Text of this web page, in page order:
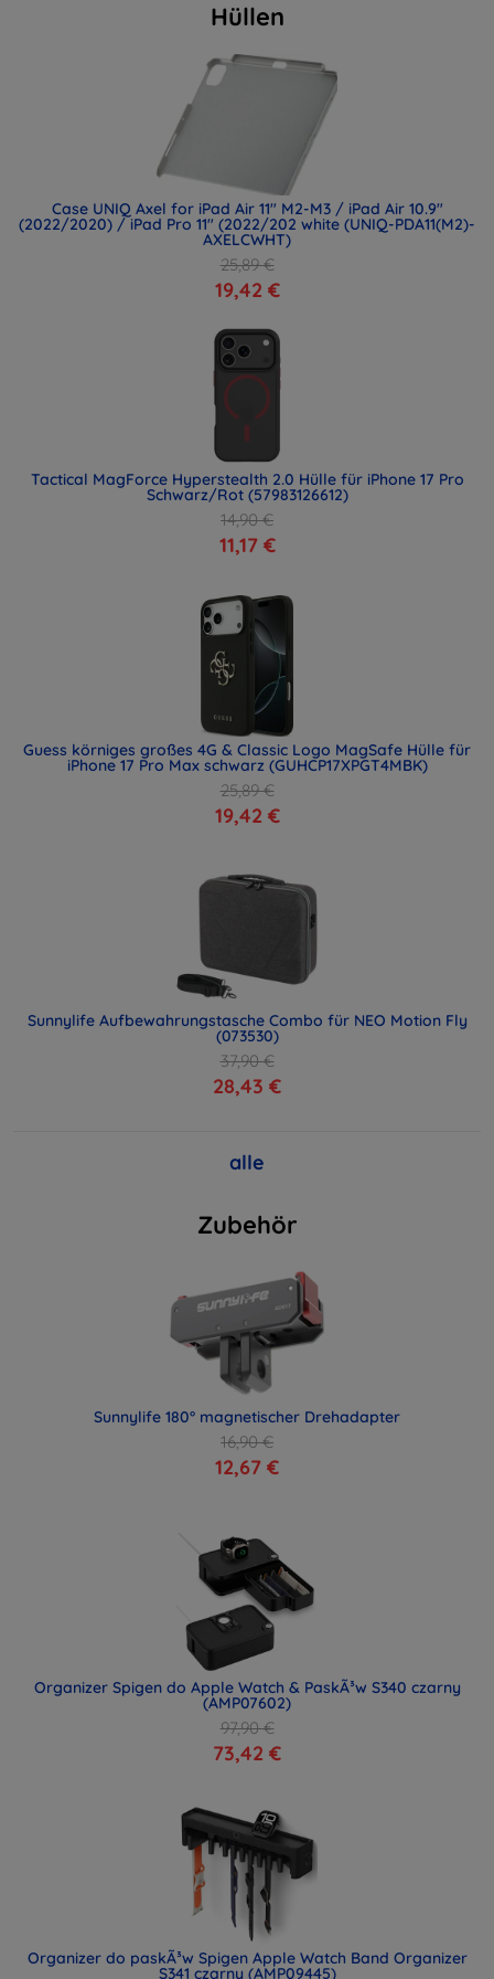
Hüllen
Case UNIQ Axel for iPad Air 11" M2-M3 / iPad Air 10.9"
(2022/2020) / iPad Pro 11" (2022/202 white (UNIQ-PDA11(M2)-
AXELCWHT)
25,89 €
19,42 €
Tactical MagForce Hyperstealth 2.0 Hülle für iPhone 17 Pro
Schwarz/Rot (57983126612)
14,90 €
11,17 €
Guess körniges großes 4G & Classic Logo MagSafe Hülle für
iPhone 17 Pro Max schwarz (GUHCP17XPGT4MBK)
25,89 €
19,42 €
Sunnylife Aufbewahrungstasche Combo für NEO Motion Fly
(073530)
37,90 €
28,43 €
alle
Zubehör
Sunnylife 180° magnetischer Drehadapter
16,90 €
12,67 €
Organizer Spigen do Apple Watch & PaskÃ³w S340 czarny
(AMP07602)
97,90 €
73,42 €
Organizer do paskÃ³w Spigen Apple Watch Band Organizer
S341 czarny (AMP09445)